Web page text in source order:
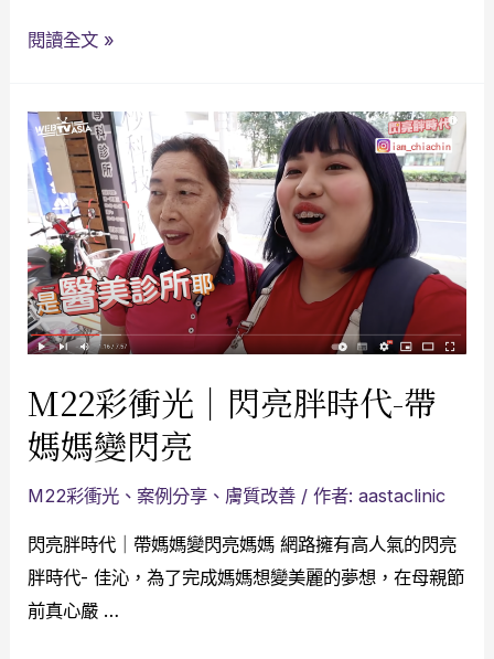
閱讀全文 »
M22彩衝光｜閃亮胖時代-帶
媽媽變閃亮
M22彩衝光 、案例分享 、 膚質改善 / 作者:aastaclinic
閃亮胖時代｜帶媽媽變閃亮媽媽 網路擁有高人氣的閃亮
胖時代- 佳沁，為了完成媽媽想變美麗的夢想，在母親節
前真心嚴 …